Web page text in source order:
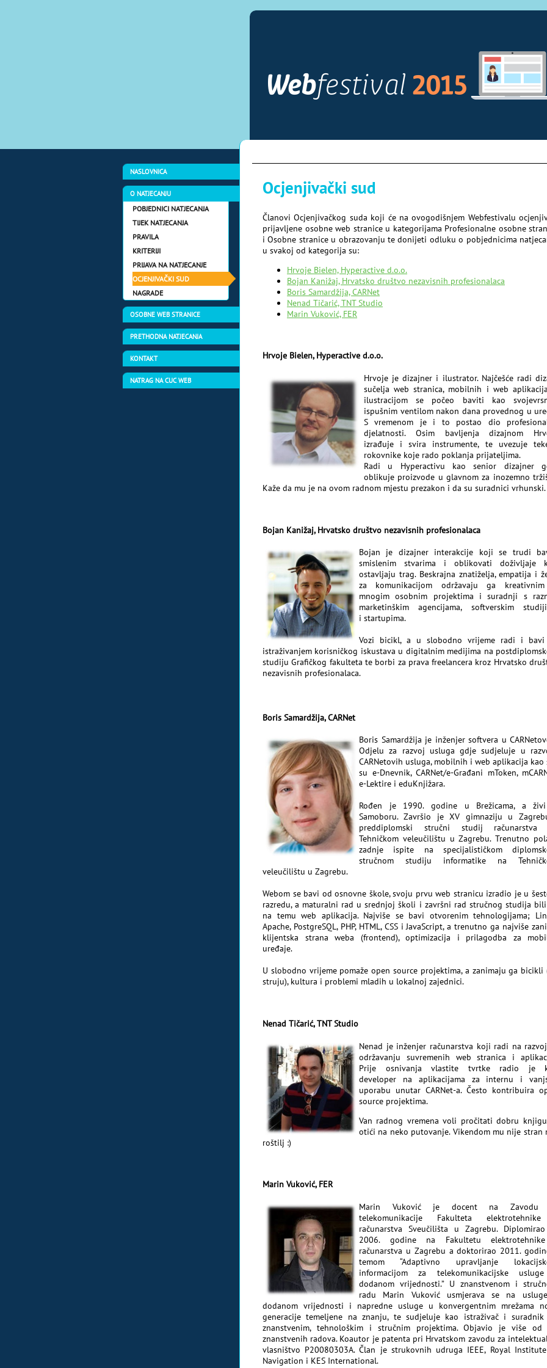
NASLOVNICA
O NATJECANJU
POBJEDNICI NATJECANJA
TIJEK NATJECANJA
PRAVILA
KRITERIJI
PRIJAVA NA NATJECANJE
OCJENJIVAČKI SUD
NAGRADE
OSOBNE WEB STRANICE
PRETHODNA NATJECANJA
KONTAKT
NATRAG NA CUC WEB
Ocjenjivački sud
Članovi Ocjenjivačkog suda koji će na ovogodišnjem Webfestivalu
prijavljene osobne web stranice u kategorijama Profesionalne osobne
i Osobne stranice u obrazovanju te donijeti odluku o pobjednicima
u svakoj od kategorija su:
Hrvoje Bielen, Hyperactive d.o.o.
Bojan Kanižaj, Hrvatsko društvo nezavisnih profesionalaca
Boris Samardžija, CARNet
Nenad Tičarić, TNT Studio
Marin Vuković, FER
Hrvoje Bielen, Hyperactive d.o.o.
Hrvoje je dizajner i ilustrator. Najčešće radi
sučelja web stranica, mobilnih i web
ilustracijom se počeo baviti kao
ispušnim ventilom nakon dana provednog u
S vremenom je i to postao dio
djelatnosti. Osim bavljenja dizajnom
izrađuje i svira instrumente, te uvezuje
rokovnike koje rado poklanja prijateljima.
Radi u Hyperactivu kao senior dizajner
oblikuje proizvode u glavnom za inozemno
Kaže da mu je na ovom radnom mjestu prezakon i da su suradnici vrhunski.
Bojan Kanižaj, Hrvatsko društvo nezavisnih profesionalaca
Bojan je dizajner interakcije koji se trudi
smislenim stvarima i oblikovati doživljaje
ostavljaju trag. Beskrajna znatiželja, empatija i
za komunikacijom održavaju ga
mnogim osobnim projektima i suradnji s
marketinškim agencijama, softverskim
i startupima.
Vozi bicikl, a u slobodno vrijeme radi i bavi
istraživanjem korisničkog iskustava u digitalnim medijima na
studiju Grafičkog fakulteta te borbi za prava freelancera kroz Hrvatsko
nezavisnih profesionalaca.
Boris Samardžija, CARNet
Boris Samardžija je inženjer softvera u
Odjelu za razvoj usluga gdje sudjeluje u
CARNetovih usluga, mobilnih i web aplikacija kao
su e-Dnevnik, CARNet/e-Građani mToken,
e-Lektire i eduKnjižara.
Rođen je 1990. godine u Brežicama, a
Samoboru. Završio je XV gimnaziju u
preddiplomski stručni studij računarstva
Tehničkom veleučilištu u Zagrebu. Trenutno
zadnje ispite na specijalističkom
stručnom studiju informatike na
veleučilištu u Zagrebu.
Webom se bavi od osnovne škole, svoju prvu web stranicu izradio je u
razredu, a maturalni rad u srednjoj školi i završni rad stručnog studija
na temu web aplikacija. Najviše se bavi otvorenim tehnologijama;
Apache, PostgreSQL, PHP, HTML, CSS i JavaScript, a trenutno ga najviše
klijentska strana weba (frontend), optimizacija i prilagodba za
uređaje.
U slobodno vrijeme pomaže open source projektima, a zanimaju ga bicikli
struju), kultura i problemi mladih u lokalnoj zajednici.
Nenad Tičarić, TNT Studio
Nenad je inženjer računarstva koji radi na
održavanju suvremenih web stranica i
Prije osnivanja vlastite tvrtke radio je
developer na aplikacijama za internu i
uporabu unutar CARNet-a. Često kontribuira
source projektima.
Van radnog vremena voli pročitati dobru
otići na neko putovanje. Vikendom mu nije stran
roštilj :)
Marin Vuković, FER
Marin Vuković je docent na Zavodu
telekomunikacije Fakulteta
računarstva Sveučilišta u Zagrebu.
2006. godine na Fakultetu
računarstva u Zagrebu a doktorirao 2011.
temom “Adaptivno upravljanje
informacijom za telekomunikacijske
dodanom vrijednosti.” U znanstvenom i
radu Marin Vuković usmjerava se na
dodanom vrijednosti i napredne usluge u konvergentnim mrežama
generacije temeljene na znanju, te sudjeluje kao istraživač i suradnik
znanstvenim, tehnološkim i stručnim projektima. Objavio je više od
znanstvenih radova. Koautor je patenta pri Hrvatskom zavodu za
vlasništvo P20080303A. Član je strukovnih udruga IEEE, Royal
Navigation i KES International.